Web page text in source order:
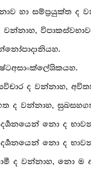
හා සම්ප්‍රයුක්ත ද
වන්නාහ,
ද වන්නාහ,
ද වන්නාහ,
නො ද
නො ද
ද වන්නාහ, නො ම